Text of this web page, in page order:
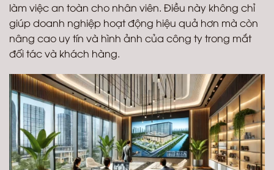
làm việc an toàn cho nhân viên. Điều này không chỉ
giúp doanh nghiệp hoạt động hiệu quả hơn mà còn
nâng cao uy tín và hình ảnh của công ty trong mắt
đối tác và khách hàng.